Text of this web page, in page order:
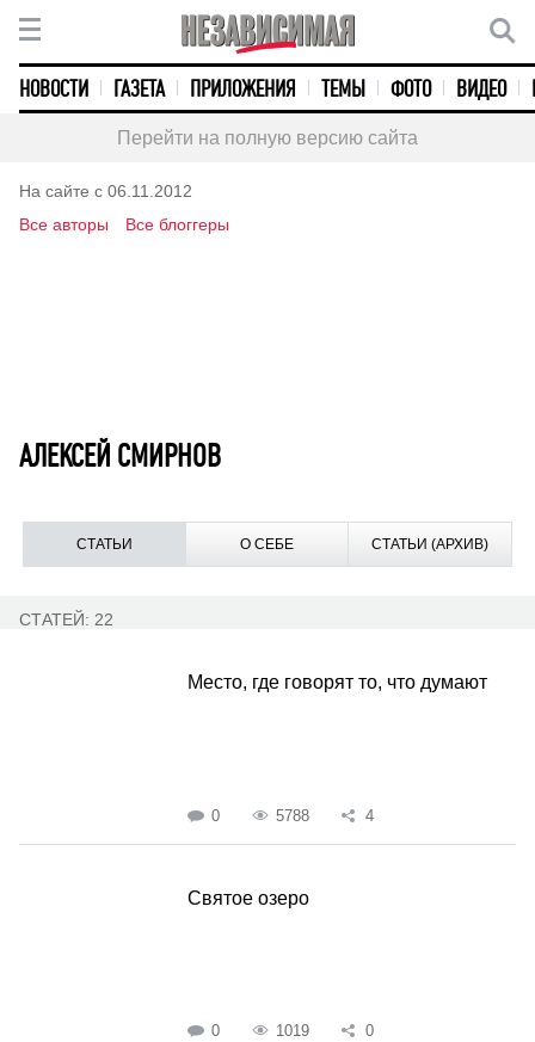
НОВОСТИ ГАЗЕТА ПРИЛОЖЕНИЯ ТЕМЫ ФОТО ВИДЕО
Перейти на полную версию сайта
На сайте с 06.11.2012
Все авторы
Все блоггеры
АЛЕКСЕЙ СМИРНОВ
СТАТЬИ О СЕБЕ СТАТЬИ (АРХИВ)
СТАТЕЙ: 22
Место, где говорят то, что думают
0 5788 4
Святое озеро
0 1019 0